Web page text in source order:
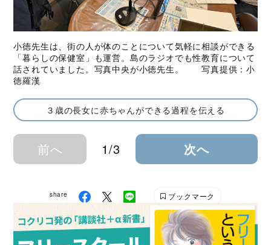
小徳先生は、街の人が体のことについて気軽に相談ができる
「暮らしの保健室」も運営。島のラジオでも性教育について
話されていました。写真中央が小徳先生。 写真提供：小
徳羅漢
３歳の長女に赤ちゃんができる過程を伝える
前へ 1/3 次へ
share ブックマーク